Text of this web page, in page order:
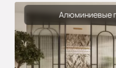
Алюминиевые